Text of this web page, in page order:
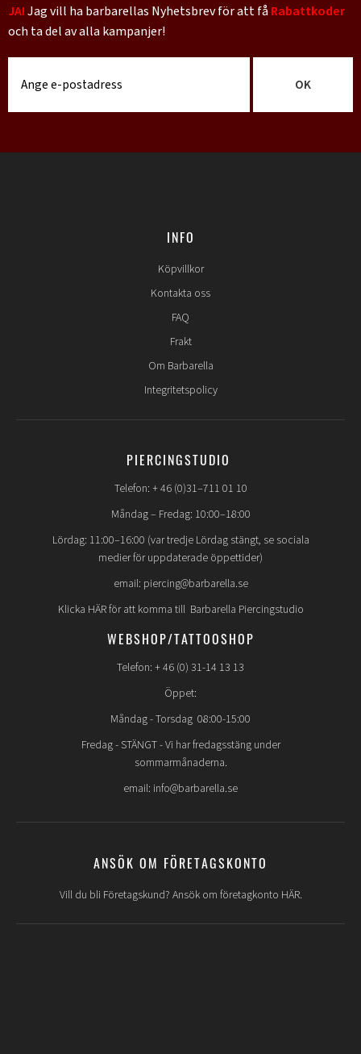
JA!Jag vill ha barbarellas Nyhetsbrev för att fåRabattkoder
och ta del av alla kampanjer!
OK
INFO
Köpvillkor
Kontakta oss
FAQ
Frakt
Om Barbarella
Integritetspolicy
PIERCINGSTUDIO
Telefon: + 46 (0)31–711 01 10
Måndag – Fredag: 10:00–18:00
Lördag: 11:00–16:00 (var tredje Lördag stängt, se sociala
medier för uppdaterade öppettider)
email: piercing@barbarella.se
Klicka HÄR för att komma till Barbarella Piercingstudio
WEBSHOP/TATTOOSHOP
Telefon: + 46 (0) 31-14 13 13
Öppet:
Måndag - Torsdag 08:00-15:00
Fredag - STÄNGT- Vi har fredagsstäng under
sommarmånaderna.
email: info@barbarella.se
ANSÖK OM FÖRETAGSKONTO
Vill du bli Företagskund? Ansök om företagkonto HÄR.